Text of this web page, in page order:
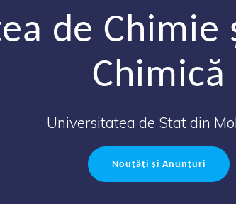
de Chimie
Chimică
Universitatea de Stat din
Nouțăți și Anunțuri